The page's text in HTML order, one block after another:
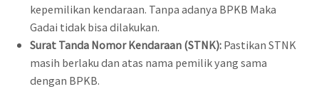
kepemilikan kendaraan. Tanpa adanya BPKB Maka
Gadai tidak bisa dilakukan.
Surat Tanda Nomor Kendaraan (STNK):Pastikan STNK
masih berlaku dan atas nama pemilik yang sama
dengan BPKB.